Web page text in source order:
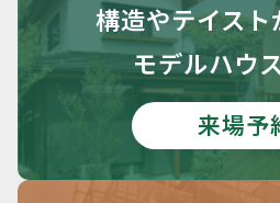
構造やテイスト
モデルハウ
来場予